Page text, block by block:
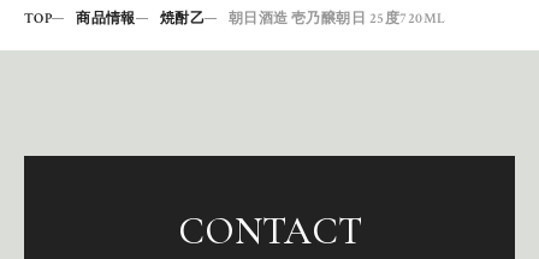
TOP 商品情報 焼酎乙 朝日酒造 壱乃醸朝日 25度720ML
CONTACT